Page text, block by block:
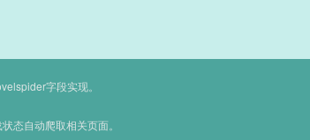
字段实现。
态自动爬取相关页面。